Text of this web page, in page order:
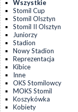
Wszystkie
Stomil Cup
Stomil Olsztyn
Stomil II Olsztyn
Juniorzy
Stadion
Nowy Stadion
Reprezentacja
Kibice
Inne
OKS Stomilowcy
MOKS Stomil
Koszykówka
Kobiety